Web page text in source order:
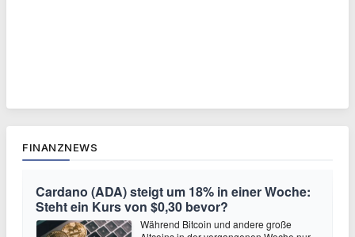
FINANZNEWS
Cardano (ADA) steigt um 18% in einer Woche:
Steht ein Kurs von $0,30 bevor?
Während Bitcoin und andere große